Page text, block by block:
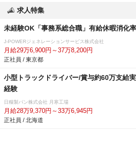
求人特集
未経験OK「事務系総合職」有給休暇消化
J-POWERジェネレーションサービス株式会社
月給29万6,900円～37万8,200円
正社員 / 東京都
小型トラックドライバー/賞与約60万支給
経験
日糧製パン株式会社 月寒工場
月給28万9,370円～33万6,945円
正社員 / 北海道